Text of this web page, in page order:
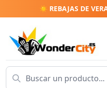
☀️ REBAJAS DE